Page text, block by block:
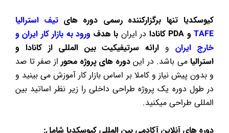
کیوسکدیا تنها برگزارکننده رسمی دوره های تیف استرالیا
TAFE و PDA کانادا در ایران با هدف ورود به بازار کار ایران و
خارج ایرانو ارائه سرتیفیکیت بین المللی از کانادا و
استرالیامی باشد. در ایندوره های پروژه محور از صفر تا صد
و بدون پیش نیاز و کاملا بر اساس بازار کار آموزش می بینید و
در طول دوره یک پروژه طراحی داخلی را زیر نظر اساتید بین
المللی طراحی میکنید.
دوره های آنلاین آکادمی بین المللی کیوسکدیا شامل: